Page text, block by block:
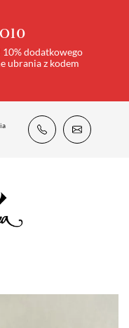
10% dodatkowego
ubrania z kodem